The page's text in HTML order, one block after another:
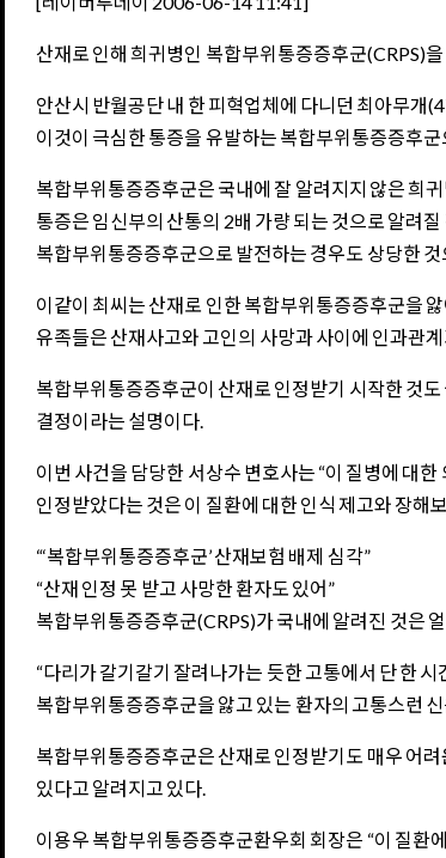
산재로 인해 희귀병인 복합부위통증증후군(CRPS)
안산시 반월공단 내 한 피혁업체에 다니던 최아무개
이것이 극심한 통증을 유발하는 복합부위통증증후
복합부위통증증후군은 국내에 잘 알려지지 않은 희
통증은 임신부의 산통의 2배 가량 되는 것으로 알려
복합부위통증증후군으로 발전하는 경우도 상당한 것
이같이 최씨는 산재로 인한 복합부위통증증후군을
유족들은 산재사고와 고인의 사망과 사이에 인과관
복합부위통증증후군이 산재로 인정받기 시작한 것
결정이라는 설명이다.
이번 사건을 담당한 서상수 변호사는 “이 질병에 대
인정받았다는 것은 이 질환에 대한 인식 제고와 장해
“‘복합부위통증증후군’ 산재보험 배제 심각”
“산재 인정 못 받고 사망한 환자도 있어”
복합부위통증증후군(CRPS)가 국내에 알려진 것은
“다리가 갈기갈기 잘려나가는 듯한 고통에서 단 한
복합부위통증증후군을 앓고 있는 환자의 고통스런
복합부위통증증후군은 산재로 인정받기도 매우 어
있다고 알려지고 있다.
이용우 복합부위통증증후군환우회 회장은 “이 질환